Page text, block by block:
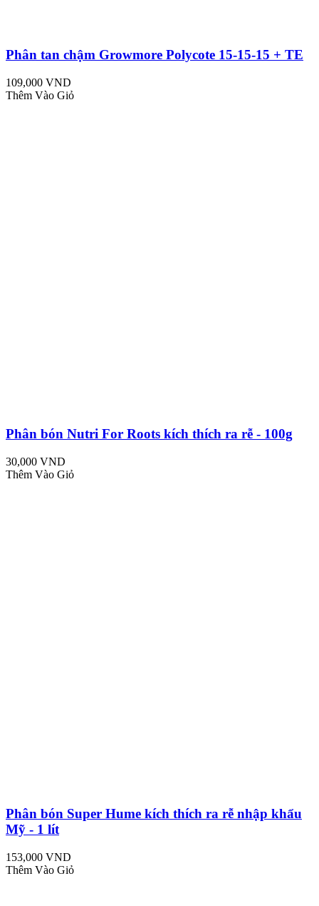
Phân tan chậm Growmore Polycote 15-15-15 + TE
109,000 VND
Thêm Vào Giỏ
Phân bón Nutri For Roots kích thích ra rễ - 100g
30,000 VND
Thêm Vào Giỏ
Phân bón Super Hume kích thích ra rễ nhập khẩu
Mỹ - 1 lít
153,000 VND
Thêm Vào Giỏ